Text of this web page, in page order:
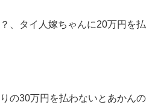
、タイ人嫁ちゃんに20万円を払
の30万円を払わないとあかんの